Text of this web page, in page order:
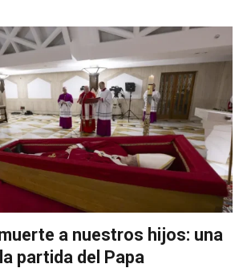
a nuestros hijos: una
partida del Papa